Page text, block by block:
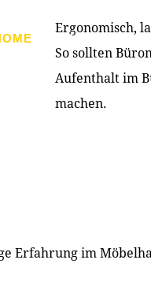
PRODUKTE
Ergonomisch,
So sollten
Aufenthalt im
machen.
Erfahrung im